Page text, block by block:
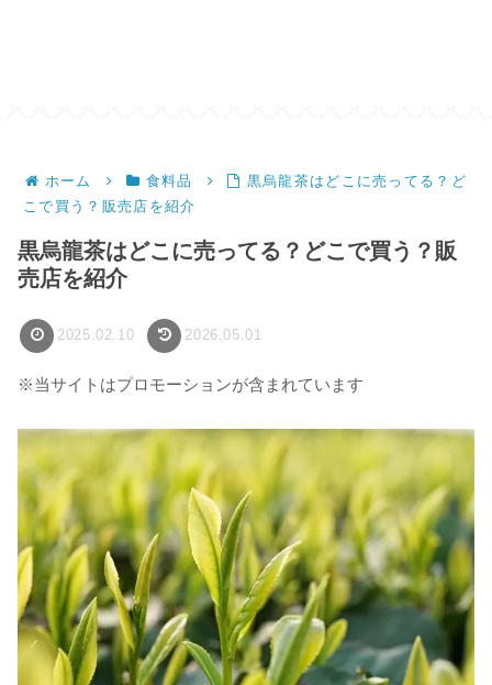
ホーム 食料品
黒烏龍茶はどこに売ってる？ど
こで買う？販売店を紹介
黒烏龍茶はどこに売ってる？どこで買う？販
売店を紹介
2025.02.10 2026.05.01
※当サイトはプロモーションが含まれています